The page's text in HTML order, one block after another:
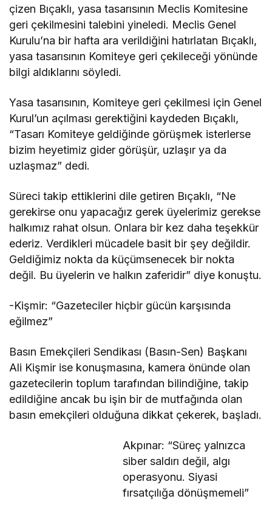
çizen Bıçaklı, yasa tasarısının Meclis Komitesine
geri çekilmesini talebini yineledi. Meclis Genel
Kurulu’na bir hafta ara verildiğini hatırlatan Bıçaklı,
yasa tasarısının Komiteye geri çekileceği yönünde
bilgi aldıklarını söyledi.
Yasa tasarısının, Komiteye geri çekilmesi için Genel
Kurul’un açılması gerektiğini kaydeden Bıçaklı,
“Tasarı Komiteye geldiğinde görüşmek isterlerse
bizim heyetimiz gider görüşür, uzlaşır ya da
uzlaşmaz” dedi.
Süreci takip ettiklerini dile getiren Bıçaklı, “Ne
gerekirse onu yapacağız gerek üyelerimiz gerekse
halkımız rahat olsun. Onlara bir kez daha teşekkür
ederiz. Verdikleri mücadele basit bir şey değildir.
Geldiğimiz nokta da küçümsenecek bir nokta
değil. Bu üyelerin ve halkın zaferidir” diye konuştu.
-Kişmir: “Gazeteciler hiçbir gücün karşısında
eğilmez”
Basın Emekçileri Sendikası (Basın-Sen) Başkanı
Ali Kişmir ise konuşmasına, kamera önünde olan
gazetecilerin toplum tarafından bilindiğine, takip
edildiğine ancak bu işin bir de mutfağında olan
basın emekçileri olduğuna dikkat çekerek, başladı.
Akpınar: “Süreç yalnızca
siber saldırı değil, algı
operasyonu. Siyasi
fırsatçılığa dönüşmemeli”